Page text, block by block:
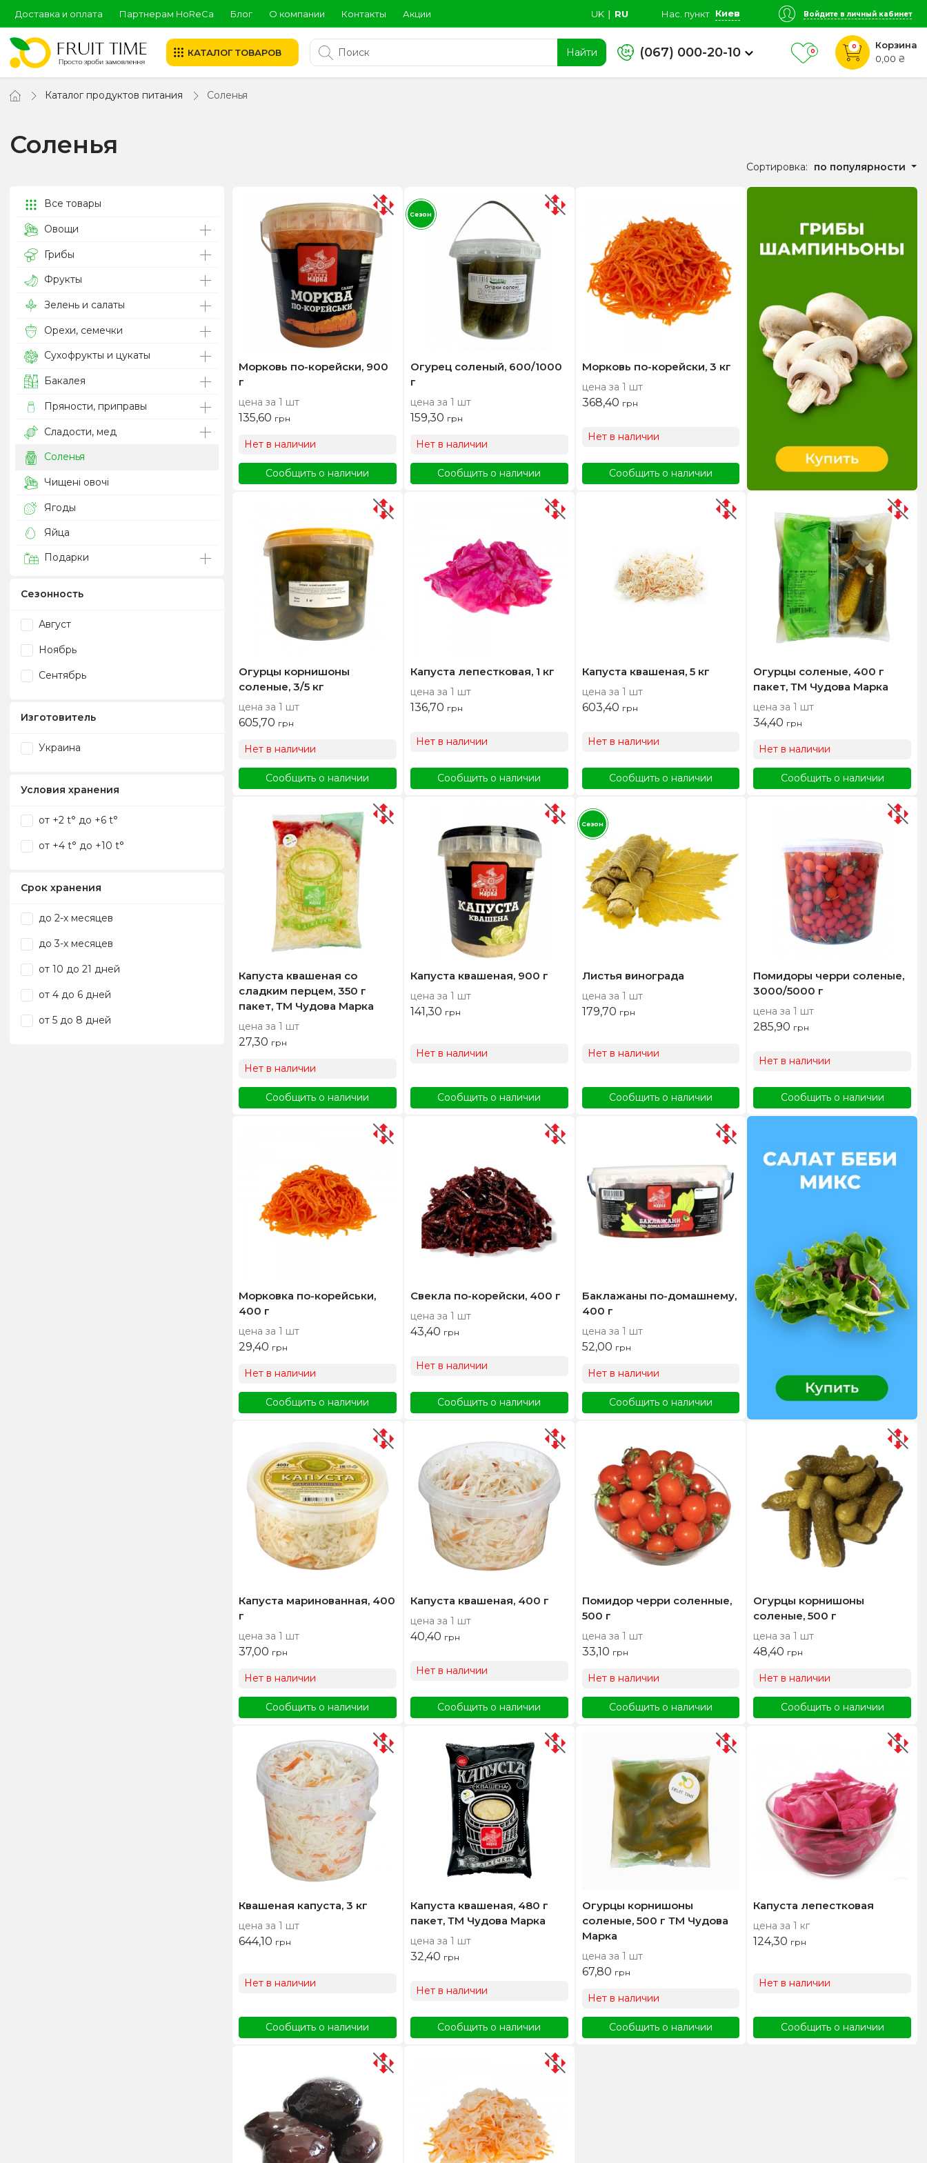
Доставка и оплата Партнерам HoReCa Блог О компании Контакты Акции UK ∣ RU Нас. пункт Киев Войдите в личный кабинет
КАТАЛОГ ТОВАРОВ Найти (067) 000-20-10 0
0
Корзина
0,00 ₴
Каталог продуктов питания Соленья
Соленья
Сортировка: по популярности
Все товары
Овощи
Грибы
Фрукты
Зелень и салаты
Орехи, семечки
Сухофрукты и цукаты
Бакалея
Пряности, приправы
Сладости, мед
Соленья
Чищені овочі
Ягоды
Яйца
Подарки
Сезонность
Август
Ноябрь
Сентябрь
Изготовитель
Украина
Условия хранения
от +2 t° до +6 t°
от +4 t° до +10 t°
Срок хранения
до 2-х месяцев
до 3-х месяцев
от 10 до 21 дней
от 4 до 6 дней
от 5 до 8 дней
Морковь по-корейски, 900
г
цена за 1 шт
135,60 грн
Нет в наличии
Сообщить о наличии
Огурец соленый, 600/1000
г
цена за 1 шт
159,30 грн
Нет в наличии
Сообщить о наличии
Сезон
Морковь по-корейски, 3 кг
цена за 1 шт
368,40 грн
Нет в наличии
Сообщить о наличии
Огурцы корнишоны
соленые, 3/5 кг
цена за 1 шт
605,70 грн
Нет в наличии
Сообщить о наличии
Капуста лепестковая, 1 кг
цена за 1 шт
136,70 грн
Нет в наличии
Сообщить о наличии
Капуста квашеная, 5 кг
цена за 1 шт
603,40 грн
Нет в наличии
Сообщить о наличии
Огурцы соленые, 400 г
пакет, ТМ Чудова Марка
цена за 1 шт
34,40 грн
Нет в наличии
Сообщить о наличии
Капуста квашеная со
сладким перцем, 350 г
пакет, ТМ Чудова Марка
цена за 1 шт
27,30 грн
Нет в наличии
Сообщить о наличии
Капуста квашеная, 900 г
цена за 1 шт
141,30 грн
Нет в наличии
Сообщить о наличии
Листья винограда
цена за 1 шт
179,70 грн
Нет в наличии
Сообщить о наличии
Сезон
Помидоры черри соленые,
3000/5000 г
цена за 1 шт
285,90 грн
Нет в наличии
Сообщить о наличии
Морковка по-корейськи,
400 г
цена за 1 шт
29,40 грн
Нет в наличии
Сообщить о наличии
Свекла по-корейски, 400 г
цена за 1 шт
43,40 грн
Нет в наличии
Сообщить о наличии
Баклажаны по-домашнему,
400 г
цена за 1 шт
52,00 грн
Нет в наличии
Сообщить о наличии
Капуста маринованная, 400
г
цена за 1 шт
37,00 грн
Нет в наличии
Сообщить о наличии
Капуста квашеная, 400 г
цена за 1 шт
40,40 грн
Нет в наличии
Сообщить о наличии
Помидор черри соленные,
500 г
цена за 1 шт
33,10 грн
Нет в наличии
Сообщить о наличии
Огурцы корнишоны
соленые, 500 г
цена за 1 шт
48,40 грн
Нет в наличии
Сообщить о наличии
Квашеная капуста, 3 кг
цена за 1 шт
644,10 грн
Нет в наличии
Сообщить о наличии
Капуста квашеная, 480 г
пакет, ТМ Чудова Марка
цена за 1 шт
32,40 грн
Нет в наличии
Сообщить о наличии
Огурцы корнишоны
соленые, 500 г ТМ Чудова
Марка
цена за 1 шт
67,80 грн
Нет в наличии
Сообщить о наличии
Капуста лепестковая
цена за 1 кг
124,30 грн
Нет в наличии
Сообщить о наличии